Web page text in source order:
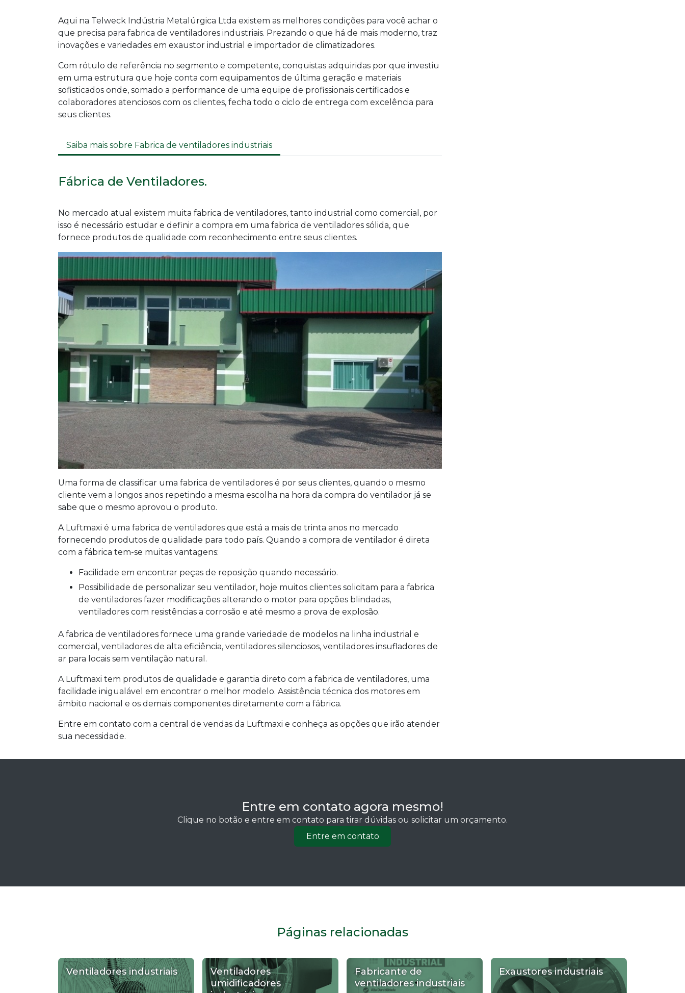
Aqui na Telweck Indústria Metalúrgica Ltda existem as melhores condições para você achar o
que precisa para fabrica de ventiladores industriais. Prezando o que há de mais moderno, traz
inovações e variedades em exaustor industrial e importador de climatizadores.
Com rótulo de referência no segmento e competente, conquistas adquiridas por que investiu
em uma estrutura que hoje conta com equipamentos de última geração e materiais
sofisticados onde, somado a performance de uma equipe de profissionais certificados e
colaboradores atenciosos com os clientes, fecha todo o ciclo de entrega com excelência para
seus clientes.
Saiba mais sobre Fabrica de ventiladores industriais
Fábrica de Ventiladores.
No mercado atual existem muita fabrica de ventiladores, tanto industrial como comercial, por
isso é necessário estudar e definir a compra em uma fabrica de ventiladores sólida, que
fornece produtos de qualidade com reconhecimento entre seus clientes.
Uma forma de classificar uma fabrica de ventiladores é por seus clientes, quando o mesmo
cliente vem a longos anos repetindo a mesma escolha na hora da compra do ventilador já se
sabe que o mesmo aprovou o produto.
A Luftmaxi é uma fabrica de ventiladores que está a mais de trinta anos no mercado
fornecendo produtos de qualidade para todo país. Quando a compra de ventilador é direta
com a fábrica tem-se muitas vantagens:
Facilidade em encontrar peças de reposição quando necessário.
Possibilidade de personalizar seu ventilador, hoje muitos clientes solicitam para a fabrica
de ventiladores fazer modificações alterando o motor para opções blindadas,
ventiladores com resistências a corrosão e até mesmo a prova de explosão.
A fabrica de ventiladores fornece uma grande variedade de modelos na linha industrial e
comercial, ventiladores de alta eficiência, ventiladores silenciosos, ventiladores insufladores de
ar para locais sem ventilação natural.
A Luftmaxi tem produtos de qualidade e garantia direto com a fabrica de ventiladores, uma
facilidade inigualável em encontrar o melhor modelo. Assistência técnica dos motores em
âmbito nacional e os demais componentes diretamente com a fábrica.
Entre em contato com a central de vendas da Luftmaxi e conheça as opções que irão atender
sua necessidade.
Entre em contato agora mesmo!
Clique no botão e entre em contato para tirar dúvidas ou solicitar um orçamento.
Entre em contato
Páginas relacionadas
Ventiladores industriais
Ventiladores
umidificadores
Fabricante de
ventiladores industriais
Exaustores industriais